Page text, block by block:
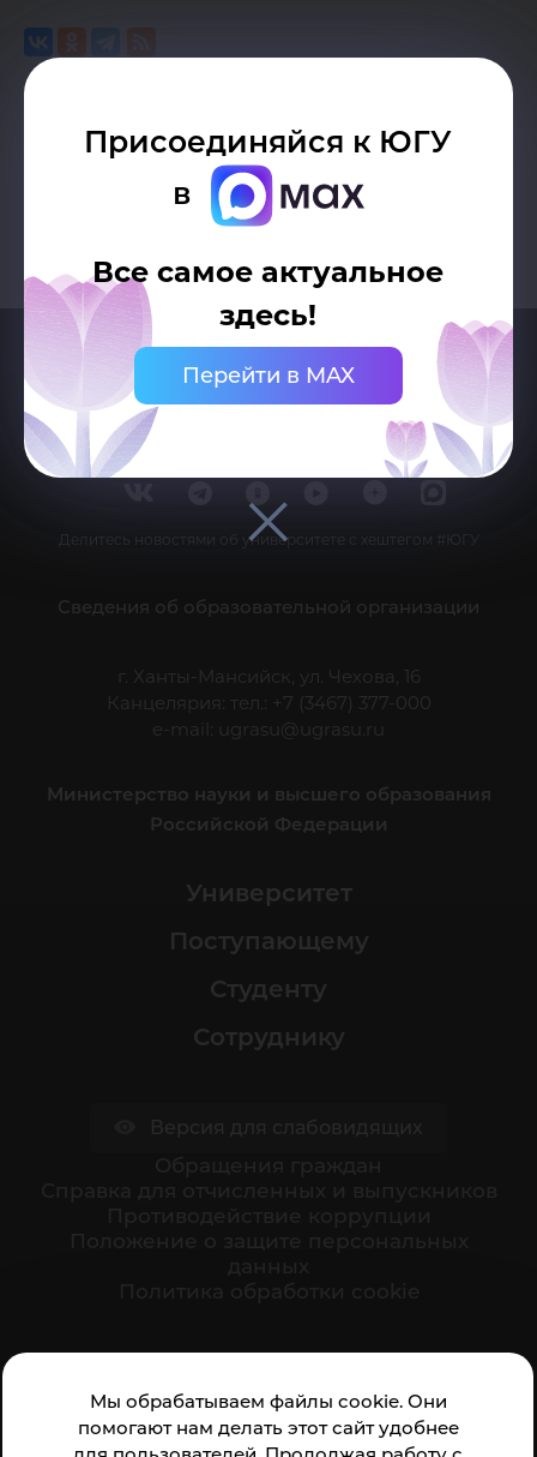
Мы обрабатываем файлы cookie. Они
помогают нам делать этот сайт удобнее
Присоединяйся к ЮГУ
в
Все самое актуальное
здесь!
Перейти в MAX
Возврат к списку
Делитесь новостями об университете с хештегом #ЮГУ
Сведения об образовательной организации
г. Ханты-Мансийск, ул. Чехова, 16
Канцелярия: тел.: +7 (3467) 377-000
e-mail: ugrasu@ugrasu.ru
Министерство науки и высшего образования
Российской Федерации
Университет
Поступающему
Студенту
Сотруднику
организации: